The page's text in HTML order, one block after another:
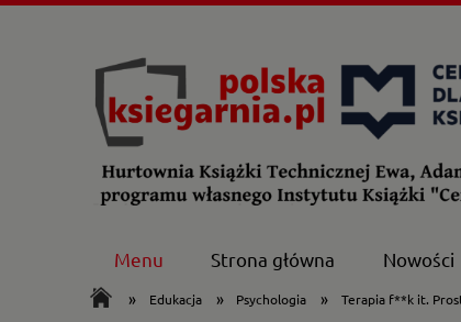
Menu Strona główna Nowości
» Edukacja » Psychologia » Terapia f**k it.